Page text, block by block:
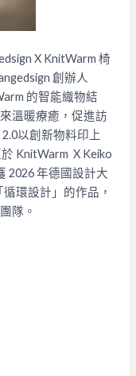
X KnitWarm 椅
創辦人
的智能織物結
溫暖療癒，促進訪
以創新物料印上
KnitWarm X Keiko
2026 年德國設計大
環設計」的作品，
隊。